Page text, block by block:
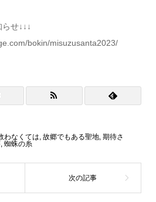
せ↓↓↓
bokin/misuzusanta2023/
わなくては, 故郷でもある聖地, 期待さ
, 蜘蛛の糸